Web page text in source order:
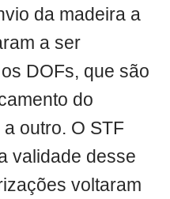
da madeira a
a ser
DOFs, que são
do
outro. O STF
validade desse
voltaram